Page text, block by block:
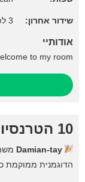
שידור אחרון: 3 לפני שעות
אודותיי
to my room!
10 הטרנסיות המובילות
Damian-tay
הדוגמנית ממוקמת